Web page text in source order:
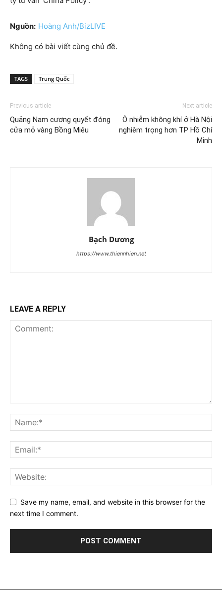
Nguồn: Hoàng Anh/BizLIVE
Không có bài viết cùng chủ đề.
TAGS Trung Quốc
Previous article
Quảng Nam cương quyết đóng
cửa mỏ vàng Bồng Miêu
Next article
Ô nhiễm không khí ở Hà Nội
nghiêm trọng hơn TP Hồ Chí
Minh
Bạch Dương
https://www.thiennhien.net
LEAVE A REPLY
Save my name, email, and website in this browser for the
next time I comment.